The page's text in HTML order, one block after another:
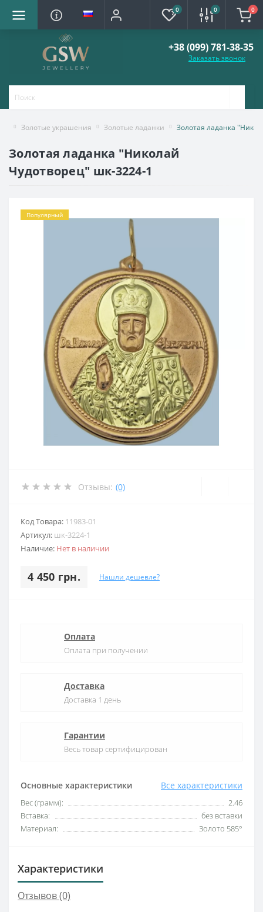
0 0 0
+38 (099) 781-38-35
Заказать звонок
Золотые украшения Золотые ладaнки Золотая ладанка
Золотая ладанка "Николай
Чудотворец" шк-3224-1
Популярный
Отзывы: (0)
Код Товара: 11983-01
Артикул: шк-3224-1
Наличие: Нет в наличии
4 450 грн. Нашли дешевле?
Основные характеристики Все характеристики
Вес (грамм):
2.46
Вставка:
без вставки
Материал:
Золото 585°
Оплата
Оплата при получении
Доставка
Доставка 1 день
Гарантии
Весь товар сертифицирован
Характеристики
Отзывов (0)